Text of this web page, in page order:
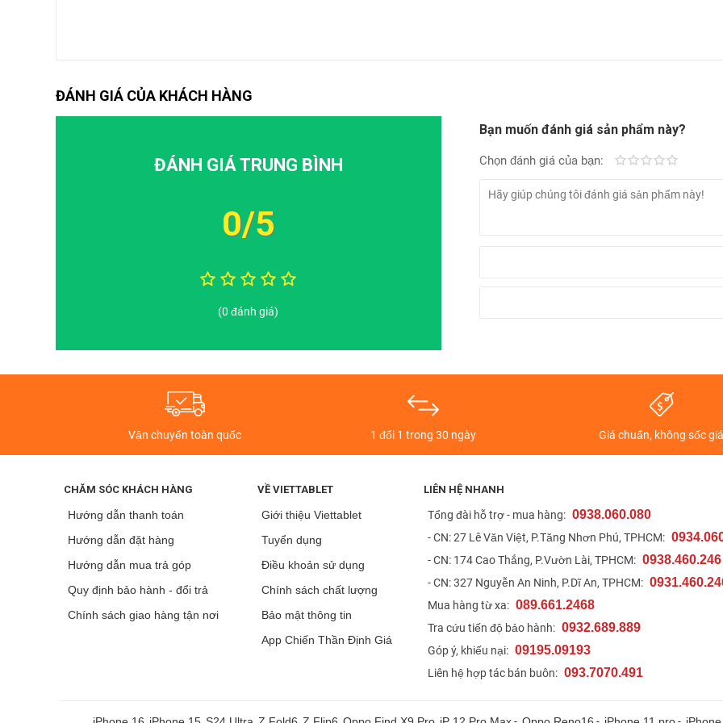
ĐÁNH GIÁ CỦA KHÁCH HÀNG
ĐÁNH GIÁ TRUNG BÌNH
0/5
(0 đánh giá)
Bạn muốn đánh giá sản phẩm này?
Chọn đánh giá của bạn: Rất tốt
Trung bình
Fair
Kém
Vận chuyển toàn quốc 1 đổi 1 trong 30 ngày Giá chuẩn, không sốc
CHĂM SÓC KHÁCH HÀNG
Hướng dẫn thanh toán
Hướng dẫn đặt hàng
Hướng dẫn mua trả góp
Quy định bảo hành - đổi trả
Chính sách giao hàng tận nơi
VỀ VIETTABLET
Giới thiệu Viettablet
Tuyển dụng
Điều khoản sử dụng
Chính sách chất lượng
Bảo mật thông tin
App Chiến Thần Định Giá
LIÊN HỆ NHANH
Tổng đài hỗ trợ - mua hàng: 0938.060.080
- CN: 27 Lê Văn Việt, P.Tăng Nhơn Phú, TPHCM:
- CN: 174 Cao Thắng, P.Vườn Lài, TPHCM: 0938.460.246
- CN: 327 Nguyễn An Ninh, P.Dĩ An, TPHCM:
Mua hàng từ xa: 089.661.2468
Tra cứu tiến độ bảo hành: 0932.689.889
Góp ý, khiếu nại: 09195.09193
Liên hệ hợp tác bán buôn: 093.7070.491